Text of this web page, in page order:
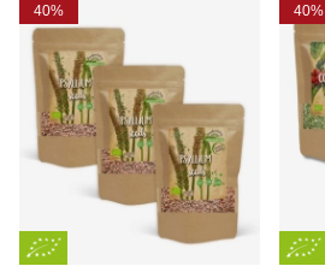
40% 40%